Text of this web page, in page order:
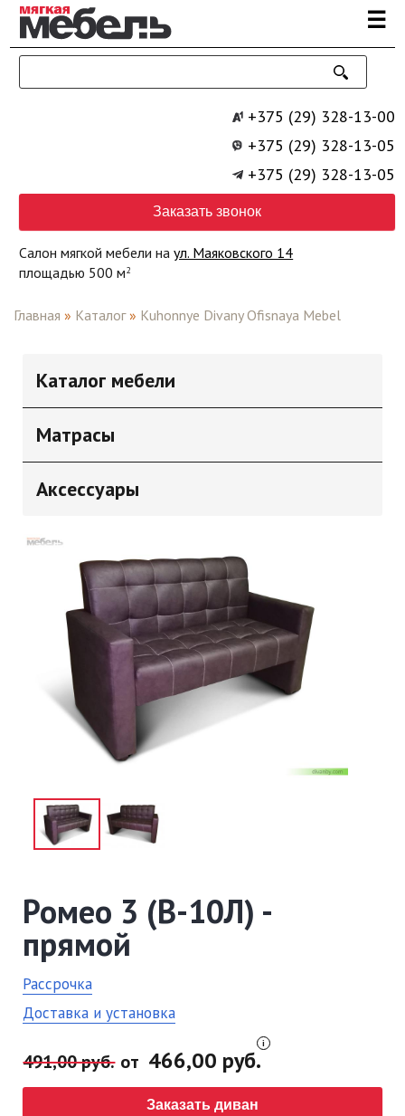
Перейти к основному содержанию ☰
+375 (29) 328-13-00
+375 (29) 328-13-05
+375 (29) 328-13-05
Заказать звонок
Салон мягкой мебели наул. Маяковского 14
площадью 500 м2
Главная » Каталог » Kuhonnye Divany Ofisnaya Mebel
Каталог мебели
Матрасы
Аксессуары
Ромео 3 (В-10Л) -
прямой
Рассрочка
Доставка и установка
491,00 руб. от 466,00 руб.
Заказать диван